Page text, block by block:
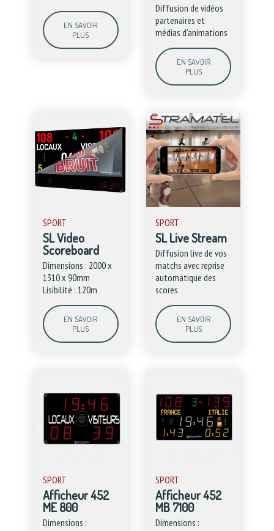
EN SAVOIR
PLUS
Diffusion de vidéos
partenaires et
médias d'animations
EN SAVOIR
PLUS
SPORT
SL Video
Scoreboard
Dimensions : 2000 x
1310 x 90mm
Lisibilité : 120m
EN SAVOIR
PLUS
SPORT
SL Live Stream
Diffusion live de vos
matchs avec reprise
automatique des
scores
EN SAVOIR
PLUS
SPORT
Afficheur 452
ME 800
Dimensions :
SPORT
Afficheur 452
MB 7100
Dimensions :